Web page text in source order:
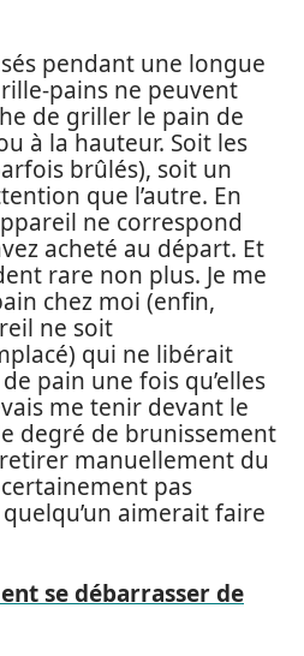
pendant une longue
pains ne peuvent
de griller le pain de
à la hauteur. Soit les
brûlés), soit un
que l’autre. En
ne correspond
acheté au départ. Et
rare non plus. Je me
chez moi (enfin,
ne soit
qui ne libérait
pain une fois qu’elles
me tenir devant le
degré de brunissement
manuellement du
pas
aimerait faire
se débarrasser de